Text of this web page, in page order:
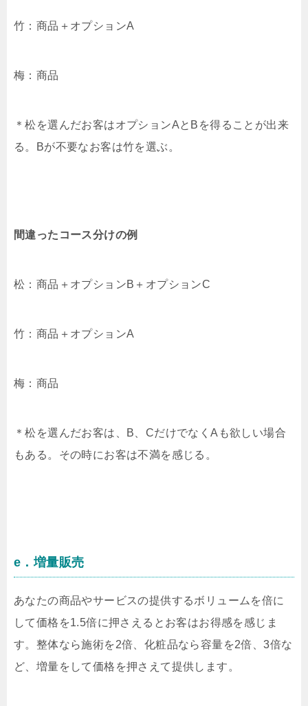
竹：商品＋オプションA
梅：商品
＊松を選んだお客はオプションAとBを得ることが出来
る。Bが不要なお客は竹を選ぶ。
間違ったコース分けの例
松：商品＋オプションB＋オプションC
竹：商品＋オプションA
梅：商品
＊松を選んだお客は、B、CだけでなくAも欲しい場合
もある。その時にお客は不満を感じる。
e．増量販売
あなたの商品やサービスの提供するボリュームを倍に
して価格を1.5倍に押さえるとお客はお得感を感じま
す。整体なら施術を2倍、化粧品なら容量を2倍、3倍な
ど、増量をして価格を押さえて提供します。